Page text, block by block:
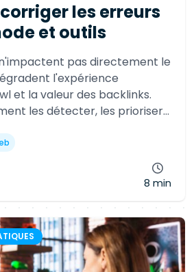
les erreurs
et outils
pas directement le
l'expérience
et la valeur des backlinks.
les détecter, les prioriser
8 min